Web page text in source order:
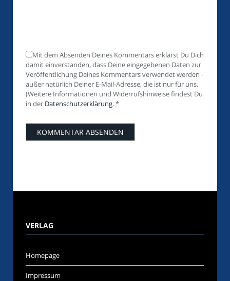
Mit dem Absenden Deines Kommentars erklärst Du Dich
damit einverstanden, dass Deine eingegebenen Daten zur
Veröffentlichung Deines Kommentars verwendet werden -
außer natürlich Deiner E-Mail-Adresse, die ist nur für uns.
(Weitere Informationen und Widerrufshinweise findest Du
in der Datenschutzerklärung.*
VERLAG
Homepage
Impressum